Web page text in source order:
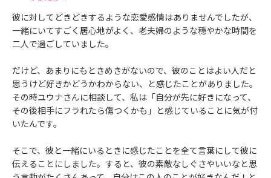
彼に対してどきどきするような恋愛感情はありませんでしたが、
一緒にいてすごく居心地がよく、老夫婦のような穏やかな時間を
二人で過ごしていました。
だけど、あまりにもときめきがないので、彼のことはよい人だと
思うけど好きかどうかわからない、と感じたことがありました。
その時ユウナさんに相談して、私は「自分が先に好きになって、
その後相手にフラれたら傷つくかも」と感じていることに気が付
いたんです。
そこで、彼と一緒にいるときに感じたことを全て言葉にして彼に
伝えることにしました。すると、彼の素敵なしぐさやいいなと思